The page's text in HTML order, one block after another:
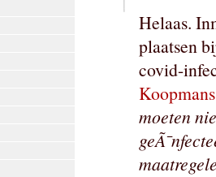
Helaas.
plaatsen
covid-
moeten